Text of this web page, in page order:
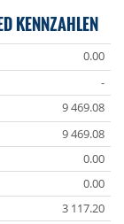
KENNZAHLEN
0.00
-
9 469.08
9 469.08
0.00
0.00
3 117.20